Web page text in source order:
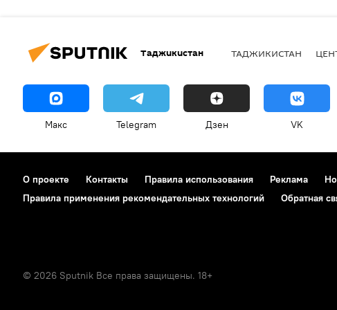
Таджикистан ТАДЖИКИСТАН
Макс Telegram Дзен VK
О проекте Контакты Правила использования Реклама
Правила применения рекомендательных технологий
Обратная
© 2026 Sputnik Все права защищены. 18+